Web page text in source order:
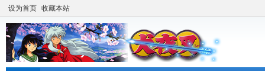
设为首页 收藏本站